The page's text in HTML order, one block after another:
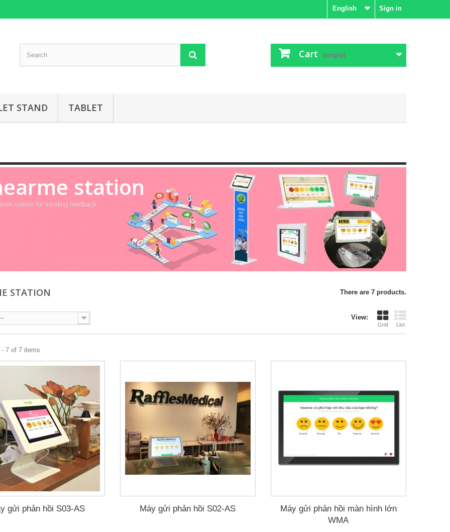
Sign in
English
Cart (empty)
STAND TABLET
station
station for sending feedback
STATION There are 7 products.
View:
Grid List
--
7 of 7 items
gửi phản hồi S03-AS Máy gửi phản hồi S02-AS
Máy gửi phản hồi màn hình lớn
WMA